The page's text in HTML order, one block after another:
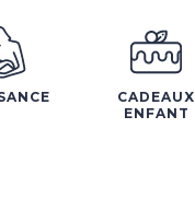
CADEAUX
ENFANT